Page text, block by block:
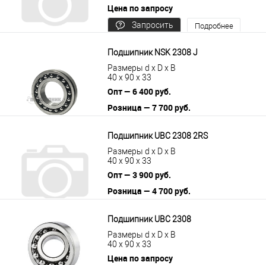
Цена по запросу
Запросить
Подробнее
Подшипник NSK 2308 J
Размеры d x D x B
40 x 90 x 33
Опт — 6 400 руб.
Розница — 7 700 руб.
Подшипник UBC 2308 2RS
Размеры d x D x B
40 x 90 x 33
Опт — 3 900 руб.
Розница — 4 700 руб.
Подшипник UBC 2308
Размеры d x D x B
40 x 90 x 33
Цена по запросу